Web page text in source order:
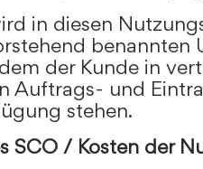
in diesen
benannten
der Kunde in
Auftrags- und
stehen.
/ Kosten der